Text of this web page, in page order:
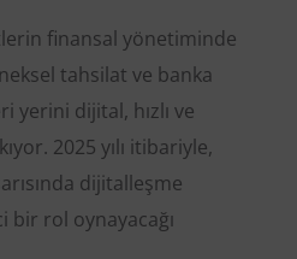
finansal yönetiminde
tahsilat ve banka
yerini dijital, hızlı ve
2025 yılı itibariyle,
dijitalleşme
rol oynayacağı